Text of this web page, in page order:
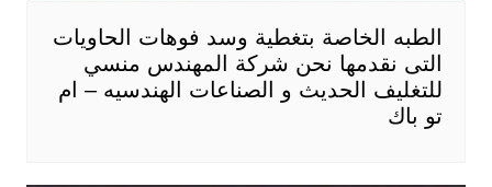
الطبه الخاصة بتغطية وسد فوهات الحاويات
التى نقدمها نحن شركة المهندس منسي
للتغليف الحديث و الصناعات الهندسيه – ام
تو باك